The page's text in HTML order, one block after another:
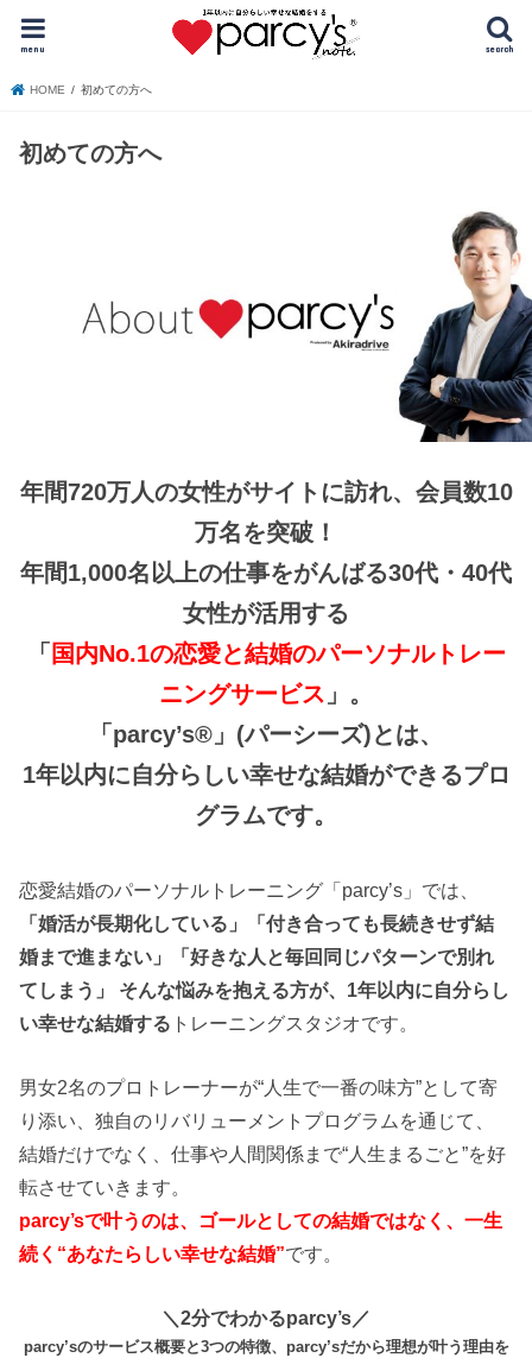
search
menu
HOME 初めての方へ
初めての方へ
年間720万人の女性がサイトに訪れ、会員数10
万名を突破！
年間1,000名以上の仕事をがんばる30代・40代
女性が活用する
「 国内No.1の恋愛と結婚のパーソナルトレー
ニングサービス 」。
「parcy’s®」(パーシーズ)とは、
1年以内に自分らしい幸せな結婚ができるプロ
グラムです。
恋愛結婚のパーソナルトレーニング「parcy’s」では、
「婚活が長期化している」「付き合っても長続きせず結
婚まで進まない」「好きな人と毎回同じパターンで別れ
てしまう」 そんな悩みを抱える方が、1年以内に自分らし
い幸せな結婚する トレーニングスタジオです。
男女2名のプロトレーナーが“人生で一番の味方”として寄
り添い、独自のリバリューメントプログラムを通じて、
結婚だけでなく、仕事や人間関係まで“人生まるごと”を好
転させていきます。
parcy’sで叶うのは、ゴールとしての結婚ではなく、一生
続く“あなたらしい幸せな結婚”です。
＼2分でわかるparcy’s／
parcy’sのサービス概要と3つの特徴、parcy’sだから理想が叶う理由を